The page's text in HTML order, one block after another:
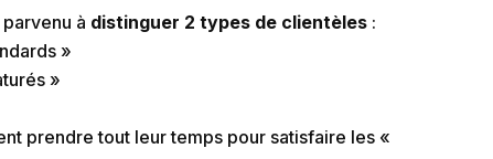
à distinguer 2 types de clientèles :
»
»
prendre tout leur temps pour satisfaire les «